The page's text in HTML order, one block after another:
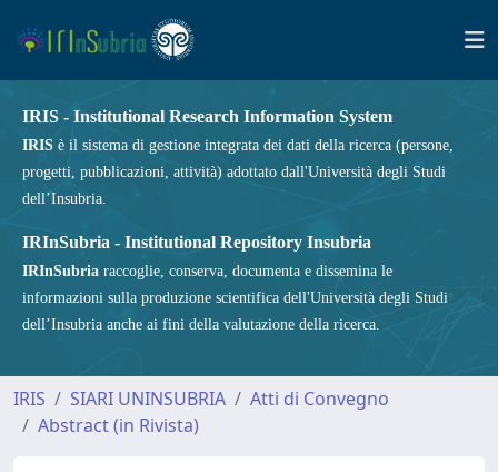
IRIS - Institutional Research Information System
IRIS è il sistema di gestione integrata dei dati della ricerca (persone,
progetti, pubblicazioni, attività) adottato dall'Università degli Studi
dell’Insubria.
IRInSubria - Institutional Repository Insubria
IRInSubria raccoglie, conserva, documenta e dissemina le
informazioni sulla produzione scientifica dell'Università degli Studi
dell’Insubria anche ai fini della valutazione della ricerca.
IRIS SIARI UNINSUBRIA
Atti di Convegno
Abstract (in Rivista)